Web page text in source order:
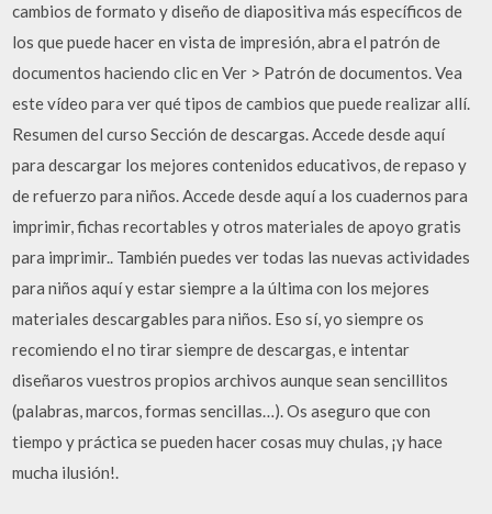
cambios de formato y diseño de diapositiva más específicos de
los que puede hacer en vista de impresión, abra el patrón de
documentos haciendo clic en Ver > Patrón de documentos. Vea
este vídeo para ver qué tipos de cambios que puede realizar allí.
Resumen del curso Sección de descargas. Accede desde aquí
para descargar los mejores contenidos educativos, de repaso y
de refuerzo para niños. Accede desde aquí a los cuadernos para
imprimir, fichas recortables y otros materiales de apoyo gratis
para imprimir.. También puedes ver todas las nuevas actividades
para niños aquí y estar siempre a la última con los mejores
materiales descargables para niños. Eso sí, yo siempre os
recomiendo el no tirar siempre de descargas, e intentar
diseñaros vuestros propios archivos aunque sean sencillitos
(palabras, marcos, formas sencillas…). Os aseguro que con
tiempo y práctica se pueden hacer cosas muy chulas, ¡y hace
mucha ilusión!.